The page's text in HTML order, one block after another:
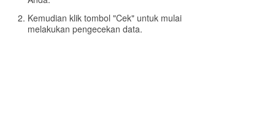
Kemudian klik tombol "Cek" untuk mulai
melakukan pengecekan data.